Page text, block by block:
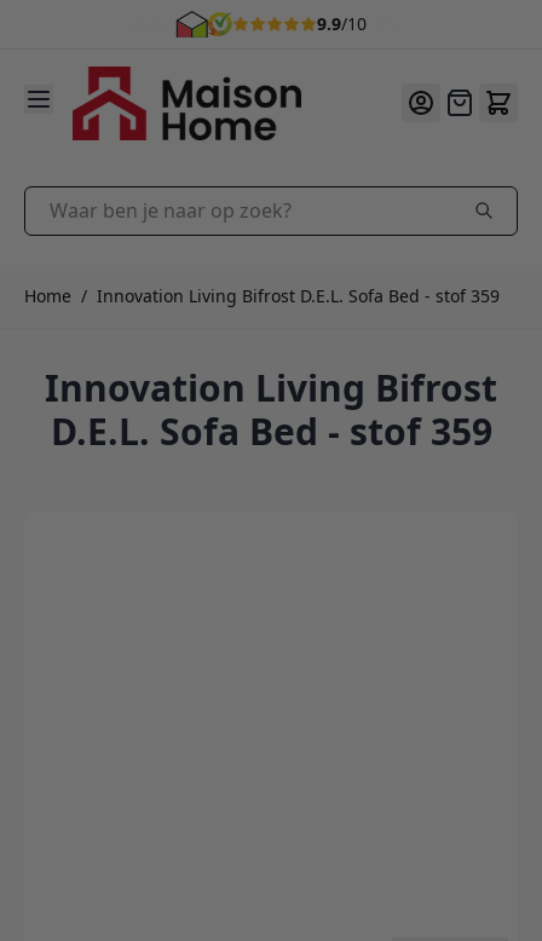
9.9/10
Ga naar de inhoud
Offerte
Waar ben je naar op zoek?
Home / Innovation Living Bifrost D.E.L. Sofa Bed - stof 359
Innovation Living Bifrost
D.E.L. Sofa Bed - stof 359